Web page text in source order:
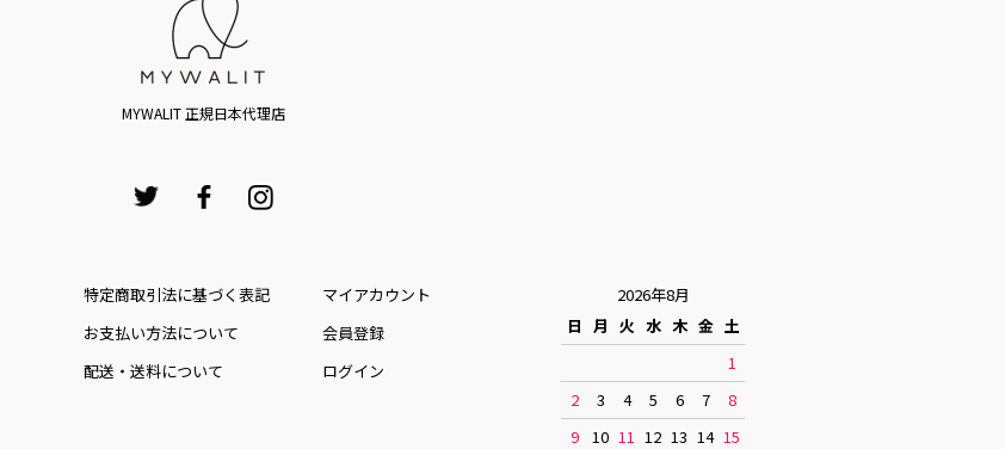
MYWALIT 正規日本代理店
特定商取引法に基づく表記
お⽀払い⽅法について
配送・送料について
マイアカウント
会員登録
ログイン
2026年8月
日 月 火 水 木 金 土
1
2
3 4 5 6 7
8
9
10 11 12 13 14 15